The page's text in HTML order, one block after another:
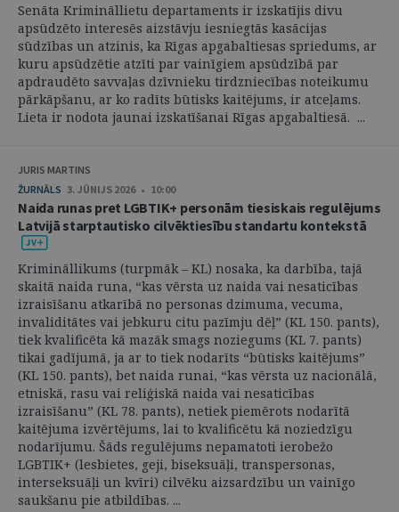
Senāta Krimināllietu departaments ir izskatījis divu
apsūdzēto interesēs aizstāvju iesniegtās kasācijas
sūdzības un atzinis, ka Rīgas apgabaltiesas spriedums, ar
kuru apsūdzētie atzīti par vainīgiem apsūdzībā par
apdraudēto savvaļas dzīvnieku tirdzniecības noteikumu
pārkāpšanu, ar ko radīts būtisks kaitējums, ir atceļams.
Lieta ir nodota jaunai izskatīšanai Rīgas apgabaltiesā. ...
JURIS MARTINS
ŽURNĀLS 3. JŪNIJS 2026 • 10:00
Naida runas pret LGBTIK+ personām tiesiskais regulējums
Latvijā starptautisko cilvēktiesību standartu kontekstā
Krimināllikums (turpmāk – KL) nosaka, ka darbība, tajā
skaitā naida runa, “kas vērsta uz naida vai nesaticības
izraisīšanu atkarībā no personas dzimuma, vecuma,
invaliditātes vai jebkuru citu pazīmju dēļ” (KL 150. pants),
tiek kvalificēta kā mazāk smags noziegums (KL 7. pants)
tikai gadījumā, ja ar to tiek nodarīts “būtisks kaitējums”
(KL 150. pants), bet naida runai, “kas vērsta uz nacionālā,
etniskā, rasu vai reliģiskā naida vai nesaticības
izraisīšanu” (KL 78. pants), netiek piemērots nodarītā
kaitējuma izvērtējums, lai to kvalificētu kā noziedzīgu
nodarījumu. Šāds regulējums nepamatoti ierobežo
LGBTIK+ (lesbietes, geji, biseksuāļi, transpersonas,
interseksuāļi un kvīri) cilvēku aizsardzību un vainīgo
saukšanu pie atbildības. ...